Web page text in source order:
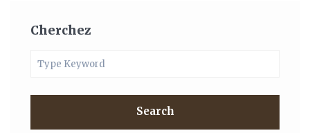
Cherchez
Search